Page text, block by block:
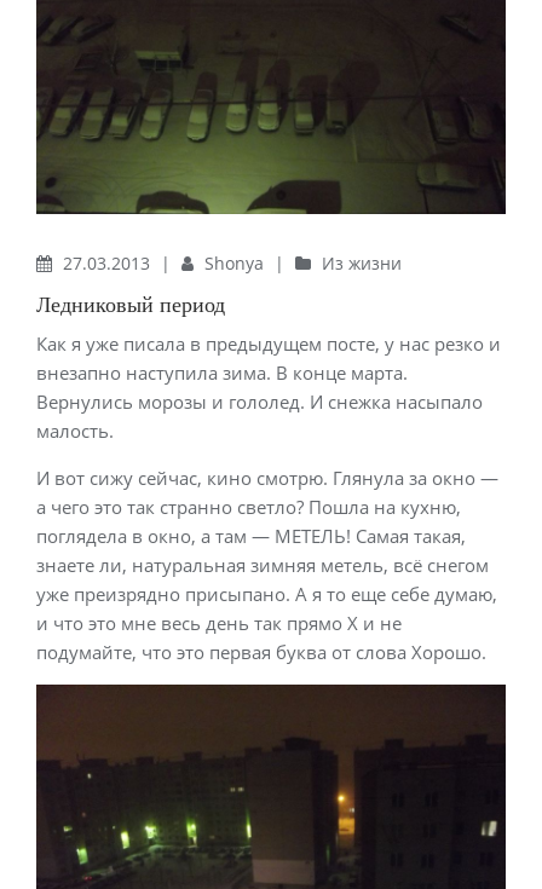
27.03.2013 | Shonya | Из жизни
Ледниковый период
Как я уже писала в предыдущем посте, у нас резко и
внезапно наступила зима. В конце марта.
Вернулись морозы и гололед. И снежка насыпало
малость.
И вот сижу сейчас, кино смотрю. Глянула за окно —
а чего это так странно светло? Пошла на кухню,
поглядела в окно, а там — МЕТЕЛЬ! Самая такая,
знаете ли, натуральная зимняя метель, всё снегом
уже преизрядно присыпано. А я то еще себе думаю,
и что это мне весь день так прямо Х и не
подумайте, что это первая буква от слова Хорошо.